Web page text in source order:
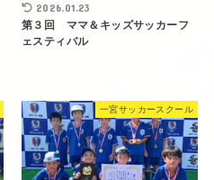
2026.01.23
第３回 ママ＆キッズサッカーフ
ェスティバル
一宮サッカースクール